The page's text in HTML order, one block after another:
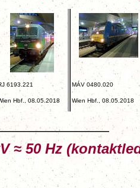
6193.221
Hbf., 08.05.2018
MÁV 0480.020
Wien Hbf., 08.05.2018
≈ 50 Hz